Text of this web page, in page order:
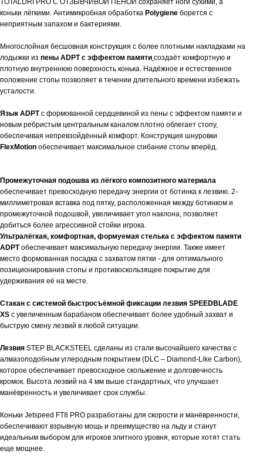
TOTALDRI PRO С ОТЗЫВЧИВОЙ ПЕНОЙ сохраняет ноги сухими, а
коньки лёгкими. Антимикробная обработка Polygiene борется с
неприятным запахом и бактериями.
Многослойная бесшовная конструкция с более плотными накладками на
лодыжки из пены ADPT с эффектом памяти создаёт комфортную и
плотную внутреннюю поверхность конька. Надёжное и естественное
положение стопы позволяет в течении длительного времени избежать
усталости.
Язык ADPTс формованной сердцевиной из пены с эффектом памяти и
новым ребристым центральным каналом плотно облегает стопу,
обеспечивая непревзойдённый комфорт. Конструкция шнуровки
FlexMotion обеспечивает максимальное сгибание стопы вперёд.
Промежуточная подошва из лёгкого композитного материала
обеспечивает превосходную передачу энергии от ботинка к лезвию. 2-
миллиметровая вставка под пятку, расположенная между ботинком и
промежуточной подошвой, увеличивает угол наклона, позволяет
добиться более агрессивной стойки игрока.
Ультралёгкая, комфортная, формуемая стелька с эффектом памяти
ADPTобеспечивает максимальную передачу энергии. Также имеет
место формованная посадка с захватом пятки - для оптимального
позиционирования стопы и противоскользящее покрытие для
удерживания её на месте.
Стакан с системой быстросъёмной фиксации лезвия SPEEDBLADE
XS с увеличенным барабаном обеспечивает более удобный захват и
быструю смену лезвий в любой ситуации.
Лезвия STEP BLACKSTEEL сделаны из стали высочайшего качества с
алмазоподобным углеродным покрытием (DLC – Diamond-Like Carbon),
которое обеспечивает превосходное скольжение и долговечность
кромок. Высота лезвий на 4 мм выше стандартных, что улучшает
манёвренность и увеличивает срок службы.
Коньки Jetspeed FT8 PRO разработаны для скорости и манёвренности,
обеспечивают взрывную мощь и преимущество на льду и станут
идеальным выбором для игроков элитного уровня, которые хотят стать
еще мощнее.